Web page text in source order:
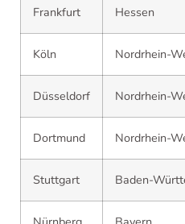
Frankfurt Hessen
Köln Nordrhein-
Düsseldorf Nordrhein-
Dortmund Nordrhein-
Stuttgart Baden-